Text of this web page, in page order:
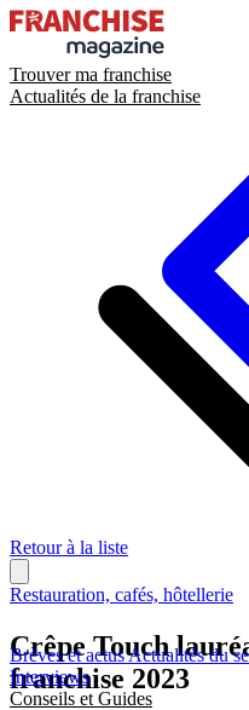
Trouver ma franchise
Actualités de la franchise
Brèves et actusActualités du
Interviews
Conseils et Guides
Retour à la liste
Restauration, cafés, hôtellerie
Crêpe Touch
franchise 2023